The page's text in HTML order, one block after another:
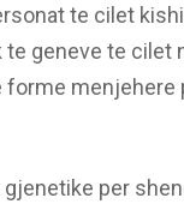
te cilet
te geneve te cilet
forme menjehere
per